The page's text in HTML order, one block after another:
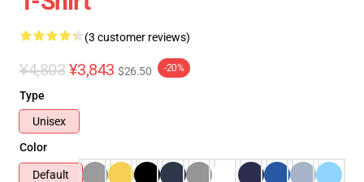
(3 customer reviews)
¥4,803 ¥3,843 $26.50 -20%
Type
Unisex
Color
Default